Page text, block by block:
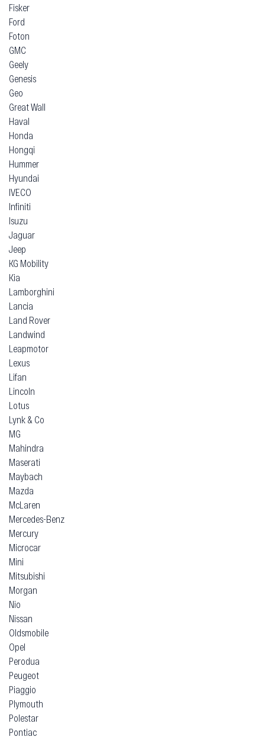
Fisker
Ford
Foton
GMC
Geely
Genesis
Geo
Great Wall
Haval
Honda
Hongqi
Hummer
Hyundai
IVECO
Infiniti
Isuzu
Jaguar
Jeep
KG Mobility
Kia
Lamborghini
Lancia
Land Rover
Landwind
Leapmotor
Lexus
Lifan
Lincoln
Lotus
Lynk & Co
MG
Mahindra
Maserati
Maybach
Mazda
McLaren
Mercedes-Benz
Mercury
Microcar
Mini
Mitsubishi
Morgan
Nio
Nissan
Oldsmobile
Opel
Perodua
Peugeot
Piaggio
Plymouth
Polestar
Pontiac